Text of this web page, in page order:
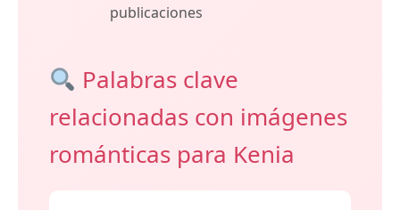
publicaciones
Palabras clave
relacionadas con imágenes
románticas para Kenia